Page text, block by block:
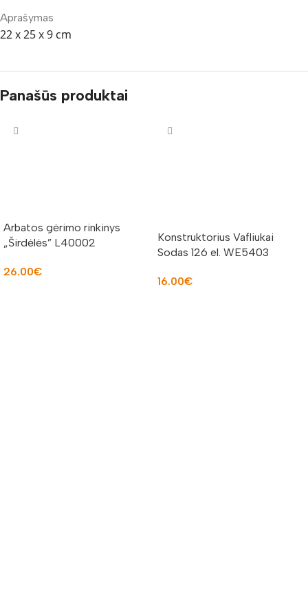
Aprašymas
22 x 25 x 9 cm
Panašūs produktai
Arbatos gėrimo rinkinys
„Širdėlės” L40002
26.00€
Konstruktorius Vafliukai
Sodas 126 el. WE5403
16.00€